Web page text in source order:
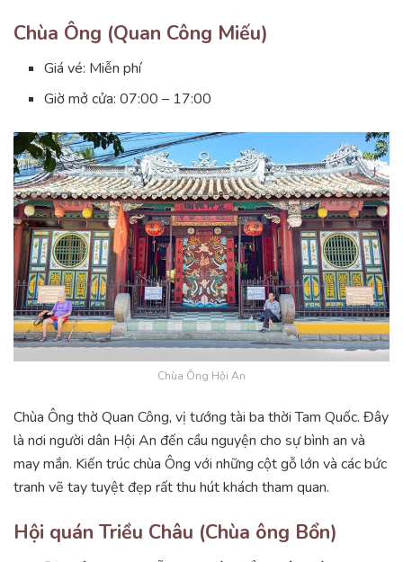
Chùa Ông (Quan Công Miếu)
Giá vé: Miễn phí
Giờ mở cửa: 07:00 – 17:00
Chùa Ông Hội An
Chùa Ông thờ Quan Công, vị tướng tài ba thời Tam Quốc. Đây
là nơi người dân Hội An đến cầu nguyện cho sự bình an và
may mắn. Kiến trúc chùa Ông với những cột gỗ lớn và các bức
tranh vẽ tay tuyệt đẹp rất thu hút khách tham quan.
Hội quán Triều Châu (Chùa ông Bổn)